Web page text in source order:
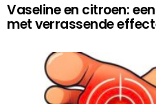
Vaseline en citroen:
met verrassende